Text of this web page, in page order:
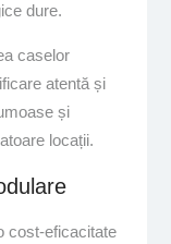
dure.
caselor
atentă și
și
locații.
cost-eficacitate